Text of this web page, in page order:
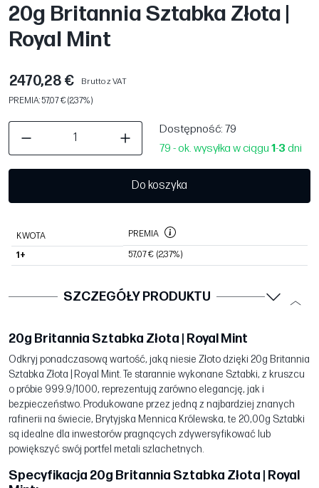
20g Britannia Sztabka Złota |
Royal Mint
2470,28 €
Brutto z VAT
PREMIA: 57,07 € (2,37%)
Dostępność: 79
79 - ok. wysyłka w ciągu 1-3 dni
Do koszyka
KWOTA PREMIA
1+ 57,07 € (2,37%)
SZCZEGÓŁY PRODUKTU
20g Britannia Sztabka Złota | Royal Mint
Odkryj ponadczasową wartość, jaką niesie Złoto dzięki 20g Britannia
Sztabka Złota | Royal Mint. Te starannie wykonane Sztabki, z kruszcu
o próbie 999.9/1000, reprezentują zarówno elegancję, jak i
bezpieczeństwo. Produkowane przez jedną z najbardziej znanych
rafinerii na świecie, Brytyjska Mennica Królewska, te 20,00g Sztabki
są idealne dla inwestorów pragnących zdywersyfikować lub
powiększyć swój portfel metali szlachetnych.
Specyfikacja 20g Britannia Sztabka Złota | Royal